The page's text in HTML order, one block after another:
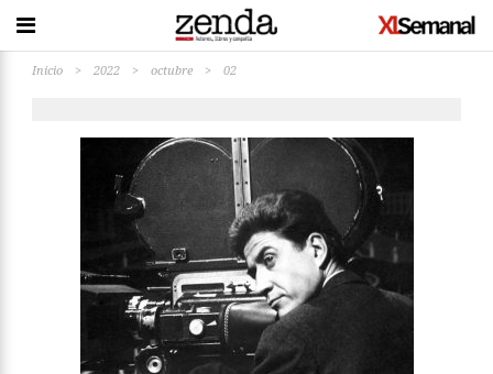
Inicio > 2022 > octubre > 02